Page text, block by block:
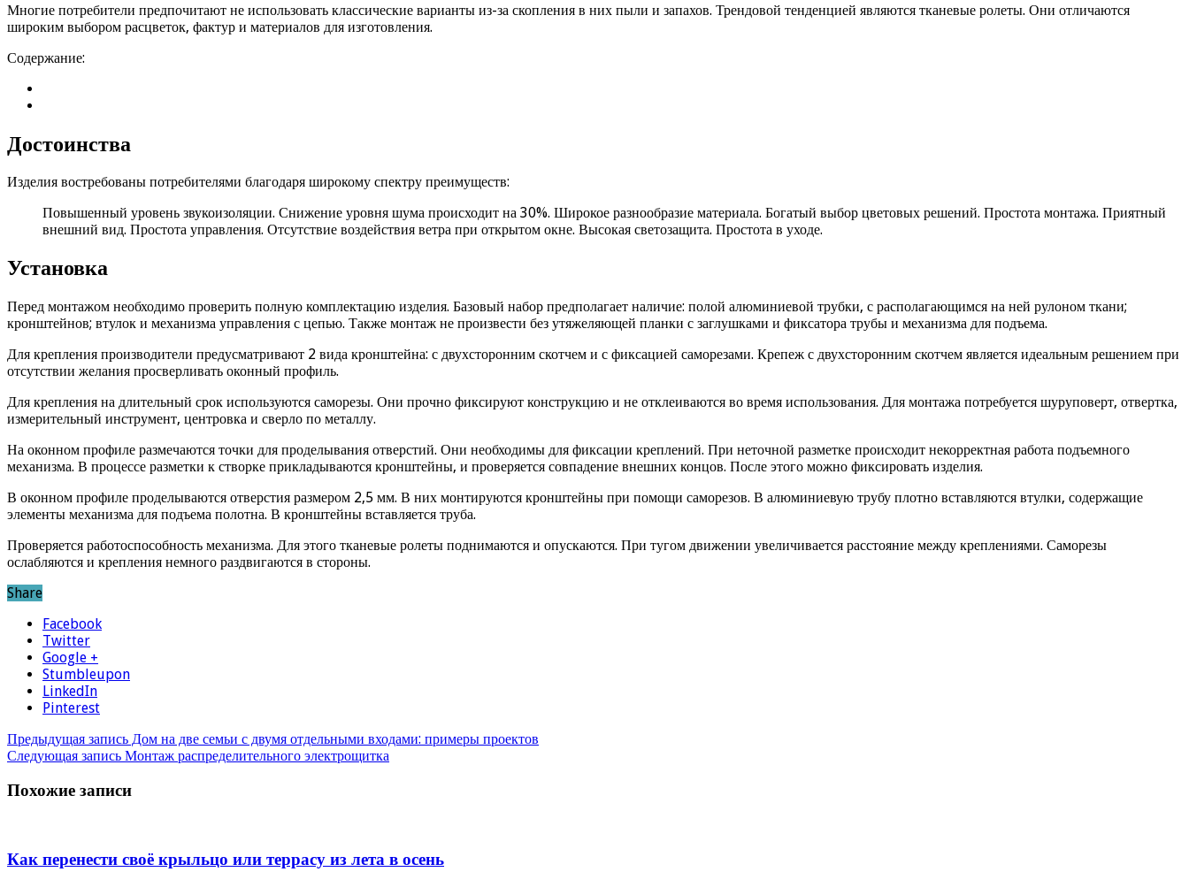
Многие потребители предпочитают не использовать классические варианты из-за скопления в них пыли и запахов. Трендовой тенденцией являются тканевые ролеты. Они отличаются
широким выбором расцветок, фактур и материалов для изготовления.
Содержание:
Достоинства
Изделия востребованы потребителями благодаря широкому спектру преимуществ:
Повышенный уровень звукоизоляции. Снижение уровня шума происходит на 30%. Широкое разнообразие материала. Богатый выбор цветовых решений. Простота монтажа. Приятный
внешний вид. Простота управления. Отсутствие воздействия ветра при открытом окне. Высокая светозащита. Простота в уходе.
Установка
Перед монтажом необходимо проверить полную комплектацию изделия. Базовый набор предполагает наличие: полой алюминиевой трубки, с располагающимся на ней рулоном ткани;
кронштейнов; втулок и механизма управления с цепью. Также монтаж не произвести без утяжеляющей планки с заглушками и фиксатора трубы и механизма для подъема.
Для крепления производители предусматривают 2 вида кронштейна: с двухсторонним скотчем и с фиксацией саморезами. Крепеж с двухсторонним скотчем является идеальным решением при
отсутствии желания просверливать оконный профиль.
Для крепления на длительный срок используются саморезы. Они прочно фиксируют конструкцию и не отклеиваются во время использования. Для монтажа потребуется шуруповерт, отвертка,
измерительный инструмент, центровка и сверло по металлу.
На оконном профиле размечаются точки для проделывания отверстий. Они необходимы для фиксации креплений. При неточной разметке происходит некорректная работа подъемного
механизма. В процессе разметки к створке прикладываются кронштейны, и проверяется совпадение внешних концов. После этого можно фиксировать изделия.
В оконном профиле проделываются отверстия размером 2,5 мм. В них монтируются кронштейны при помощи саморезов. В алюминиевую трубу плотно вставляются втулки, содержащие
элементы механизма для подъема полотна. В кронштейны вставляется труба.
Проверяется работоспособность механизма. Для этого тканевые ролеты поднимаются и опускаются. При тугом движении увеличивается расстояние между креплениями. Саморезы
ослабляются и крепления немного раздвигаются в стороны.
Share
Facebook
Twitter
Google +
Stumbleupon
LinkedIn
Pinterest
Предыдущая запись Дом на две семьи с двумя отдельными входами: примеры проектов
Следующая запись Монтаж распределительного электрощитка
Похожие записи
Как перенести своё крыльцо или террасу из лета в осень